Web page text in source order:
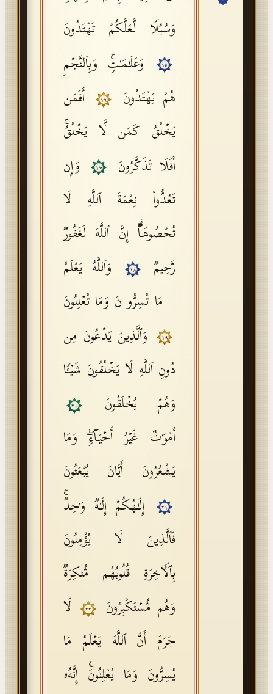
Tajweed Guide
Font Edition Tester
وَسُبُلࣰا لَّعَلَّكُمۡ تَهۡتَدُونَ
١٥
وَعَلَـٰمَـٰتࣲۚ وَبِٱلنَّجۡمِ
هُمۡ یَهۡتَدُونَ
١٦
أَفَمَن
یَخۡلُقُ كَمَن لَّا یَخۡلُقُۚ
أَفَلَا تَذَكَّرُونَ
١٧
وَإِن
تَعُدُّوا۟ نِعۡمَةَ ٱللَّهِ لَا
تُحۡصُوهَاۤۗ إِنَّ ٱللَّهَ لَغَفُورࣱ
رَّحِیمࣱ
١٨
وَٱللَّهُ یَعۡلَمُ
مَا تُسِرُّونَ وَمَا تُعۡلِنُونَ
١٩
وَٱلَّذِینَ یَدۡعُونَ مِن
دُونِ ٱللَّهِ لَا یَخۡلُقُونَ شَیۡـࣰٔا
وَهُمۡ یُخۡلَقُونَ
٢٠
أَمۡوَ ٰ⁠تٌ غَیۡرُ أَحۡیَاۤءࣲۖ وَمَا
یَشۡعُرُونَ أَیَّانَ یُبۡعَثُونَ
٢١
إِلَـٰهُكُمۡ إِلَـٰهࣱ وَ ٰ⁠حِدࣱۚ
فَٱلَّذِینَ لَا یُؤۡمِنُونَ
بِٱلۡـَٔاخِرَةِ قُلُوبُهُم مُّنكِرَةࣱ
وَهُم مُّسۡتَكۡبِرُونَ
٢٢
لَا
جَرَمَ أَنَّ ٱللَّهَ یَعۡلَمُ مَا
یُسِرُّونَ وَمَا یُعۡلِنُونَۚ إِنَّهُۥ